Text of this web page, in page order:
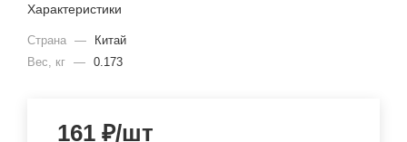
Характеристики
Страна —
Китай
Вес, кг — 0.173
161 ₽/шт